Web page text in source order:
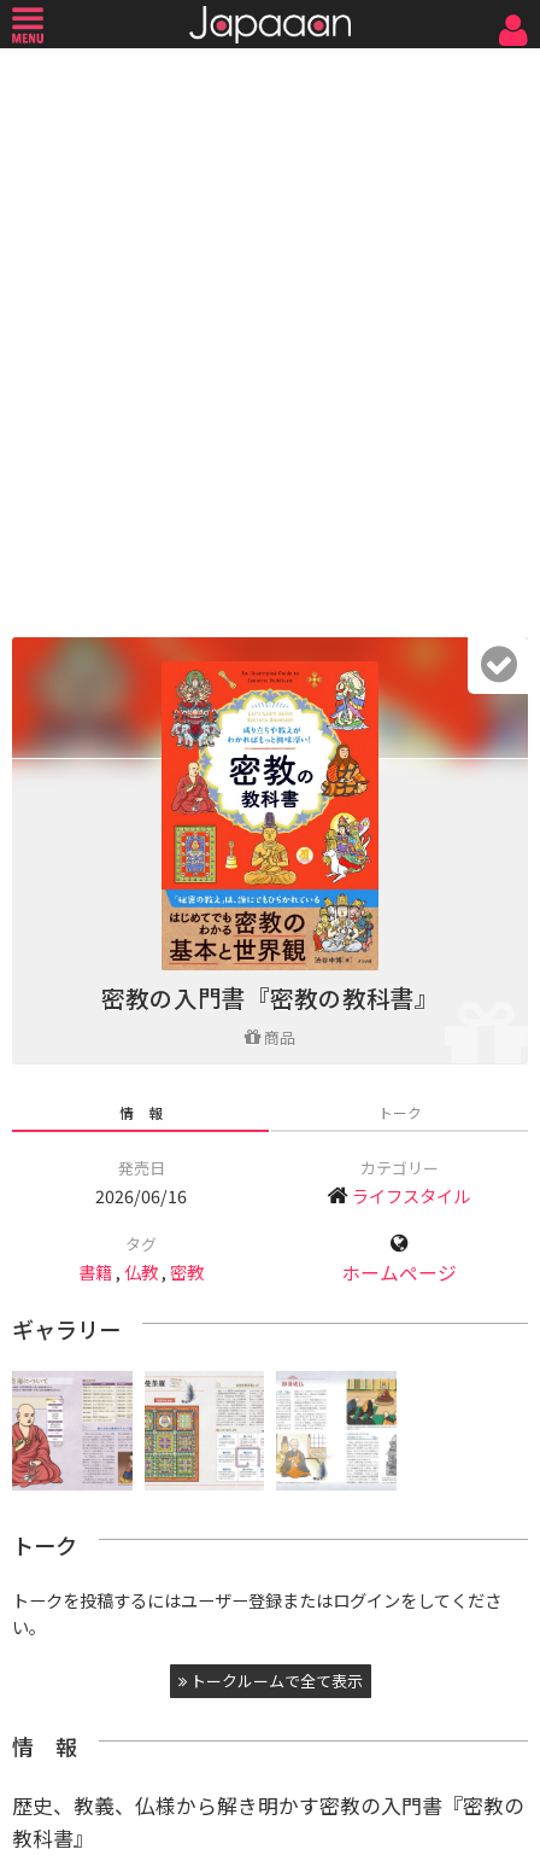
密教の入門書『密教の教科書』
商品
情 報 トーク
発売日
2026/06/16
カテゴリー
ライフスタイル
タグ
書籍,仏教,密教 ホームページ
ギャラリー
トーク
トークを投稿するにはユーザー登録またはログインをしてくださ
い。
トークルームで全て表示
情 報
歴史、教義、仏様から解き明かす密教の入門書『密教の
教科書』